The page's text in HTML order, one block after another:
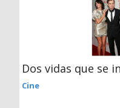
Dos vidas que se
Cine